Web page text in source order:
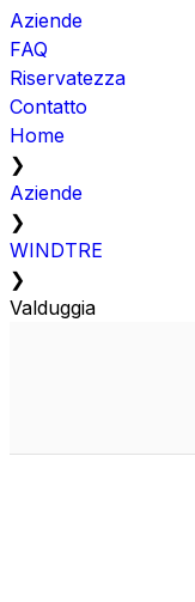
Aziende
FAQ
Riservatezza
Contatto
Home
❯
Aziende
❯
WINDTRE
❯
Valduggia